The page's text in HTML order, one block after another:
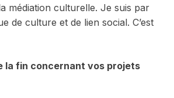
médiation culturelle. Je suis par
de culture et de lien social. C’est
la fin concernant vos projets